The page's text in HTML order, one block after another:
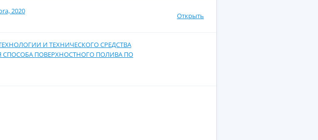
2020
Открыть
И ТЕХНИЧЕСКОГО СРЕДСТВА
СПОСОБА ПОВЕРХНОСТНОГО ПОЛИВА ПО